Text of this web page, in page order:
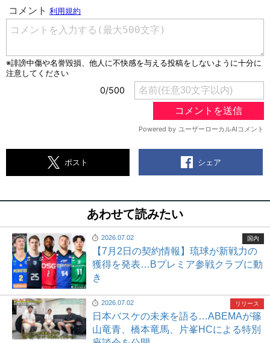
ポスト シェア
あわせて読みたい
2026.07.02
【7月2日の契約情報】琉球が新戦力の
獲得を発表…Bプレミア参戦クラブに動
き
国内
2026.07.02
日本バスケの未来を語る…ABEMAが篠
山竜青、橋本竜馬、片峯HCによる特別
リリース